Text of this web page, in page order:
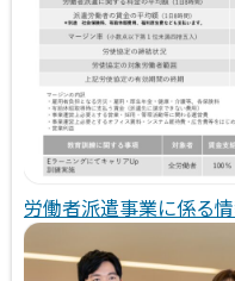
労働者派遣事業に係る